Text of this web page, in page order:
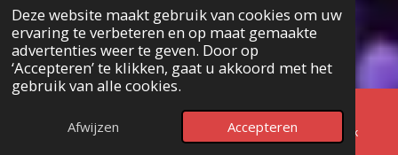
Deze website maakt gebruik van cookies om uw
ervaring te verbeteren en op maat gemaakte
advertenties weer te geven. Door op
‘Accepteren’ te klikken, gaat u akkoord met het
gebruik van alle cookies.
Afwijzen Accepteren
E-mailadres Telefoonnummer Facebook